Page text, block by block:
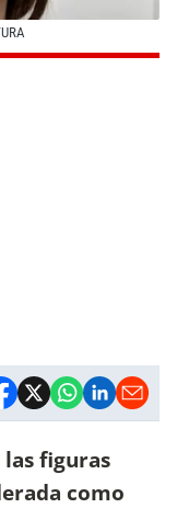
las figuras
como